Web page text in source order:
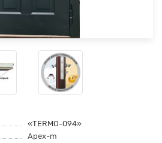
«TERMO-094»
Apex-m